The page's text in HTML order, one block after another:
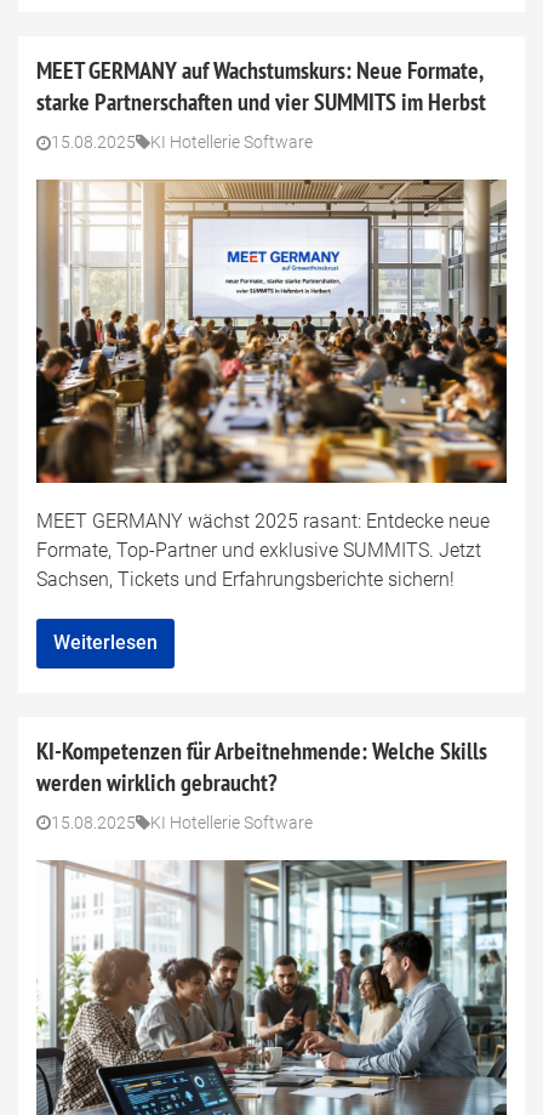
MEET GERMANY auf Wachstumskurs: Neue Formate,
starke Partnerschaften und vier SUMMITS im Herbst
15.08.2025 KI Hotellerie Software
MEET GERMANY wächst 2025 rasant: Entdecke neue
Formate, Top-Partner und exklusive SUMMITS. Jetzt
Sachsen, Tickets und Erfahrungsberichte sichern!
Weiterlesen
KI-Kompetenzen für Arbeitnehmende: Welche Skills
werden wirklich gebraucht?
15.08.2025 KI Hotellerie Software